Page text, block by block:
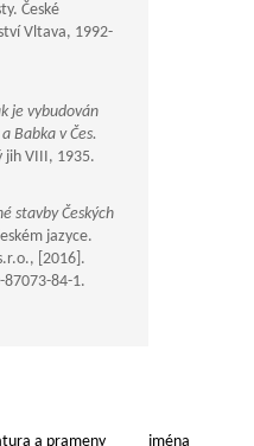
České
Vltava, 1992-
je vybudován
Babka v Čes.
jih VIII, 1935.
stavby Českých
jazyce.
[2016].
87073-84-1.
a prameny jména